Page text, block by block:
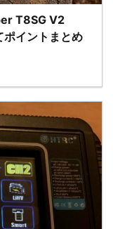
T8SG V2
イントまとめ